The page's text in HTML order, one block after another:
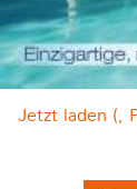
Jetzt laden (,